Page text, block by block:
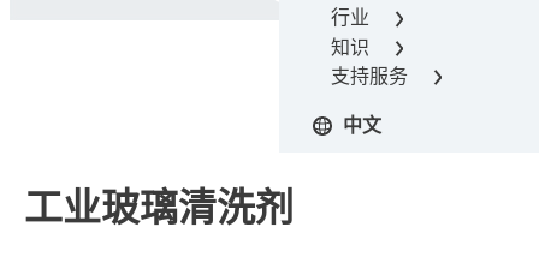
行业
知识
支持服务
中文
工业玻璃清洗剂